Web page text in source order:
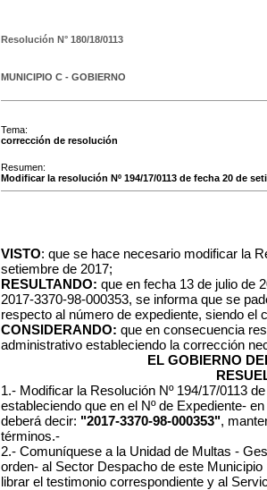
Resolución N° 180/18/0113
MUNICIPIO C - GOBIERNO
Tema:
corrección de resolución
Resumen:
Modificar la resolución Nº 194/17/0113 de fecha 20 de
VISTO: que se hace necesario modificar la
setiembre de 2017;
RESULTANDO: que en fecha 13 de julio de
2017-3370-98-000353, se informa que se
respecto al número de expediente, siendo el
CONSIDERANDO: que en consecuencia
administrativo estableciendo la corrección
EL GOBIERNO
1.- Modificar la Resolución Nº 194/17/0113
estableciendo que en el Nº de Expediente-
deberá decir: "2017-3370-98-000353",
términos.-
2.- Comuníquese a la Unidad de Multas -
orden- al Sector Despacho de este
librar el testimonio correspondiente y al